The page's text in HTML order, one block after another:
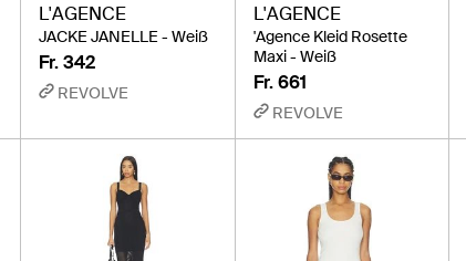
L'AGENCE
JACKE JANELLE - Weiß
Fr. 342
REVOLVE
L'AGENCE
'Agence Kleid Rosette
Maxi - Weiß
Fr. 661
REVOLVE